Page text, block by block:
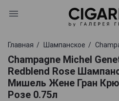
Главная Шампанское
Champagne Michel
Redblend Rose
Мишель Жене Гран
Розе 0.75л